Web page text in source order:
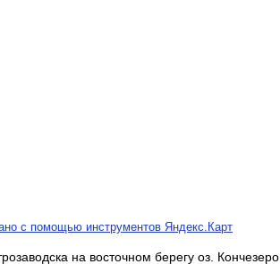
с помощью инструментов Яндекс.Карт
на восточном берегу оз. Кончезеро,